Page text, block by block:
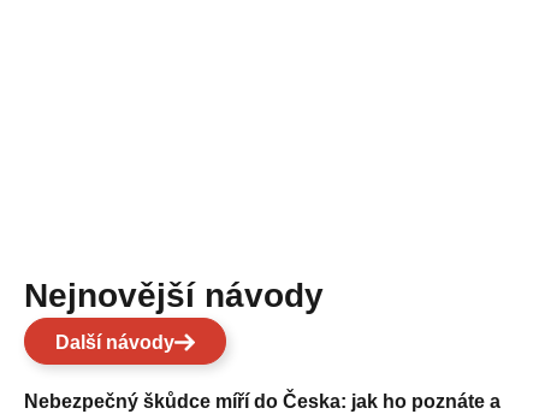
Nejnovější návody
Další návody
Nebezpečný škůdce míří do Česka: jak ho poznáte a